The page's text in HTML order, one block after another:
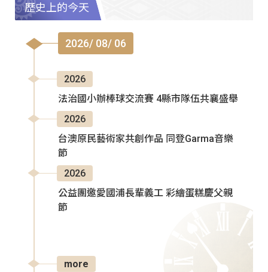
歷史上的今天
2026/ 08/ 06
2026
法治國小辦棒球交流賽 4縣市隊伍共襄盛舉
2026
台澳原民藝術家共創作品 同登Garma音樂
節
2026
公益團邀愛國浦長輩義工 彩繪蛋糕慶父親
節
more